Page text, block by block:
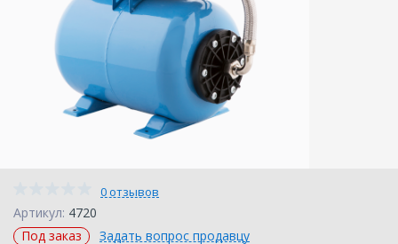
0 отзывов
Артикул: 4720
Под заказ
Задать вопрос продавцу